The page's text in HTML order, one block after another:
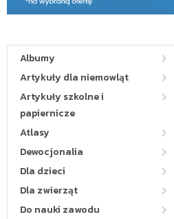
Albumy
Artykuły dla niemowląt
Artykuły szkolne i
papiernicze
Atlasy
Dewocjonalia
Dla dzieci
Dla zwierząt
Do nauki zawodu